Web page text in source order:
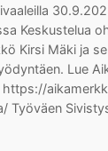
Keskustelua
Kirsi Mäki ja
Lue
https://
Työväen